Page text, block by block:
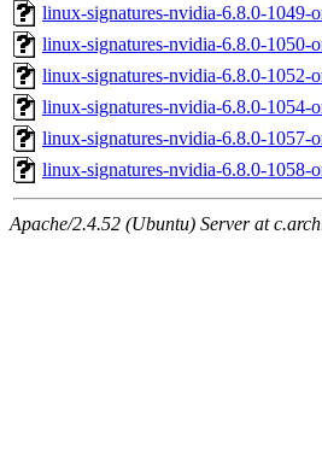
linux-signatures-nvidia-6.8.0-1049-
linux-signatures-nvidia-6.8.0-1050-
linux-signatures-nvidia-6.8.0-1052-
linux-signatures-nvidia-6.8.0-1054-
linux-signatures-nvidia-6.8.0-1057-
linux-signatures-nvidia-6.8.0-1058-
Apache/2.4.52 (Ubuntu) Server at